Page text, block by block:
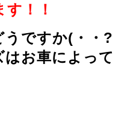
！！
ですか(・・?
お車によって